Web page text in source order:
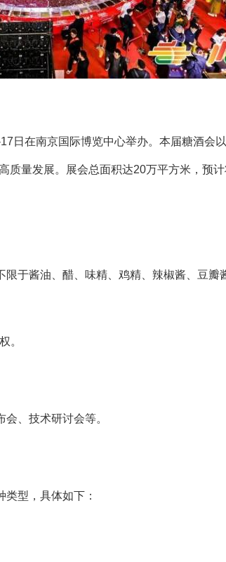
日在南京国际博览中心举办。本届糖酒会
质量发展。展会总面积达20万平方米，预
于酱油、醋、味精、鸡精、辣椒酱、豆瓣
。
、技术研讨会等。
型，具体如下：